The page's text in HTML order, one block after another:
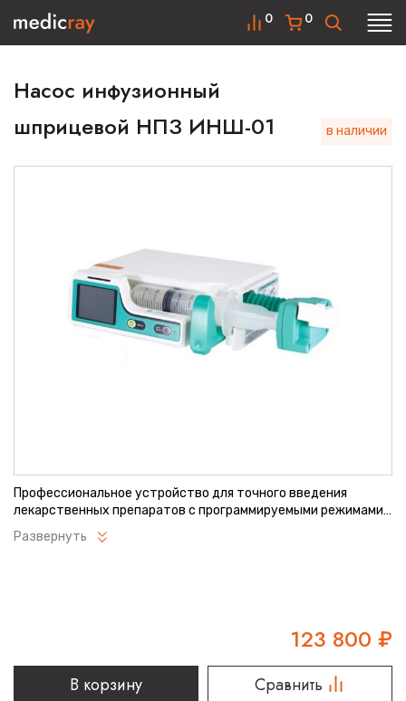
0
0
Насос инфузионный
шприцевой НПЗ ИНШ-01
в наличии
Профессиональное устройство для точного введения
лекарственных препаратов с программируемыми режимами
инфузии. Обеспечивает безопасное дозирование
медикаментов в широком диапазоне скоростей. Оснащено
Развернуть
123 800 ₽
В корзину Сравнить